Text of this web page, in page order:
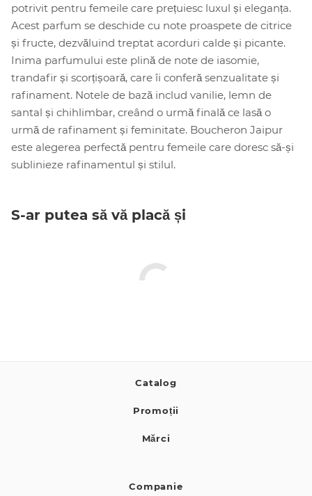
potrivit pentru femeile care prețuiesc luxul și eleganța.
Acest parfum se deschide cu note proaspete de citrice
și fructe, dezvăluind treptat acorduri calde și picante.
Inima parfumului este plină de note de iasomie,
trandafir și scorțișoară, care îi conferă senzualitate și
rafinament. Notele de bază includ vanilie, lemn de
santal și chihlimbar, creând o urmă finală ce lasă o
urmă de rafinament și feminitate. Boucheron Jaipur
este alegerea perfectă pentru femeile care doresc să-și
sublinieze rafinamentul și stilul.
S-ar putea să vă placă și
Catalog
Promoții
Mărci
Companie